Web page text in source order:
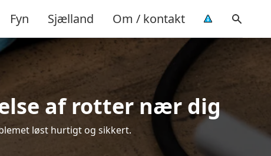
Fyn Sjælland Om / kontakt
af rotter nær dig
løst hurtigt og sikkert.